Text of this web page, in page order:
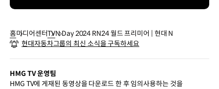
홈미디어센터TV
N Day 2024 RN24 월드 프리미어 | 현대 N
현대자동차그룹의 최신 소식을 구독하세요
HMG TV 운영팀
HMG TV에 게재된 동영상을 다운로드 한 후 임의사용하는 것을